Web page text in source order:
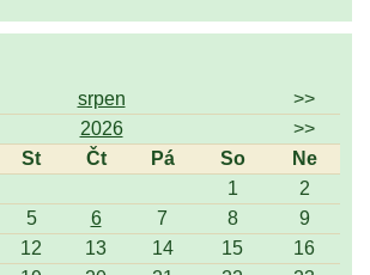
srpen
>>
2026
>>
St Čt Pá So
Ne
1
2
5 6 7 8
9
12 13 14 15
16